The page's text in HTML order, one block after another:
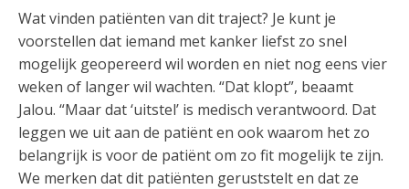
Wat vinden patiënten van dit traject? Je kunt je
voorstellen dat iemand met kanker liefst zo snel
mogelijk geopereerd wil worden en niet nog eens vier
weken of langer wil wachten. “Dat klopt”, beaamt
Jalou. “Maar dat ‘uitstel’ is medisch verantwoord. Dat
leggen we uit aan de patiënt en ook waarom het zo
belangrijk is voor de patiënt om zo fit mogelijk te zijn.
We merken dat dit patiënten geruststelt en dat ze